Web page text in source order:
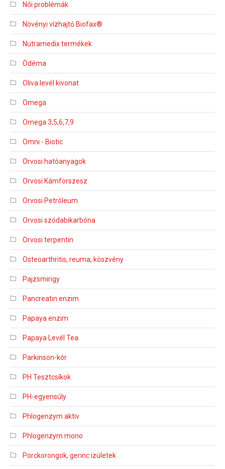
Női problémák
Növényi vízhajtó Biofax®
Nutramedix termékek
Ödéma
Oliva levél kivonat
Omega
Omega 3,5,6,7,9
Omni - Biotic
Orvosi hatóanyagok
Orvosi Kámforszesz
Orvosi Petróleum
Orvosi szódabikarbóna
Orvosi terpentin
Osteoarthritis, reuma, köszvény
Pajzsmirigy
Pancreatin enzim
Papaya enzim
Papaya Levél Tea
Parkinson-kór
PH Tesztcsíkok
PH-egyensúly
Phlogenzym aktiv
Phlogenzym mono
Porckorongok, gerinc izületek